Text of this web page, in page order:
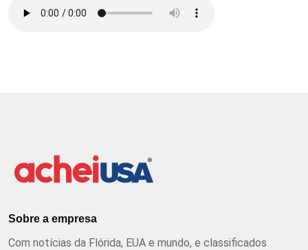
Sobre a empresa
Com notícias da Flórida, EUA e mundo, e classificados